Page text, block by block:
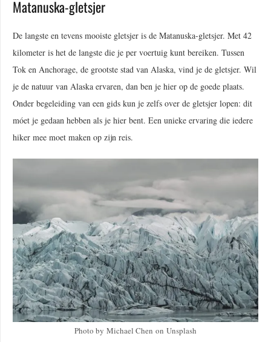
Matanuska-gletsjer
De langste en tevens mooiste gletsjer is de Matanuska-gletsjer. Met 42
kilometer is het de langste die je per voertuig kunt bereiken. Tussen
Tok en Anchorage, de grootste stad van Alaska, vind je de gletsjer. Wil
je de natuur van Alaska ervaren, dan ben je hier op de goede plaats.
Onder begeleiding van een gids kun je zelfs over de gletsjer lopen: dit
móet je gedaan hebben als je hier bent. Een unieke ervaring die iedere
hiker mee moet maken op zijn reis.
Photo by Michael Chen on Unsplash